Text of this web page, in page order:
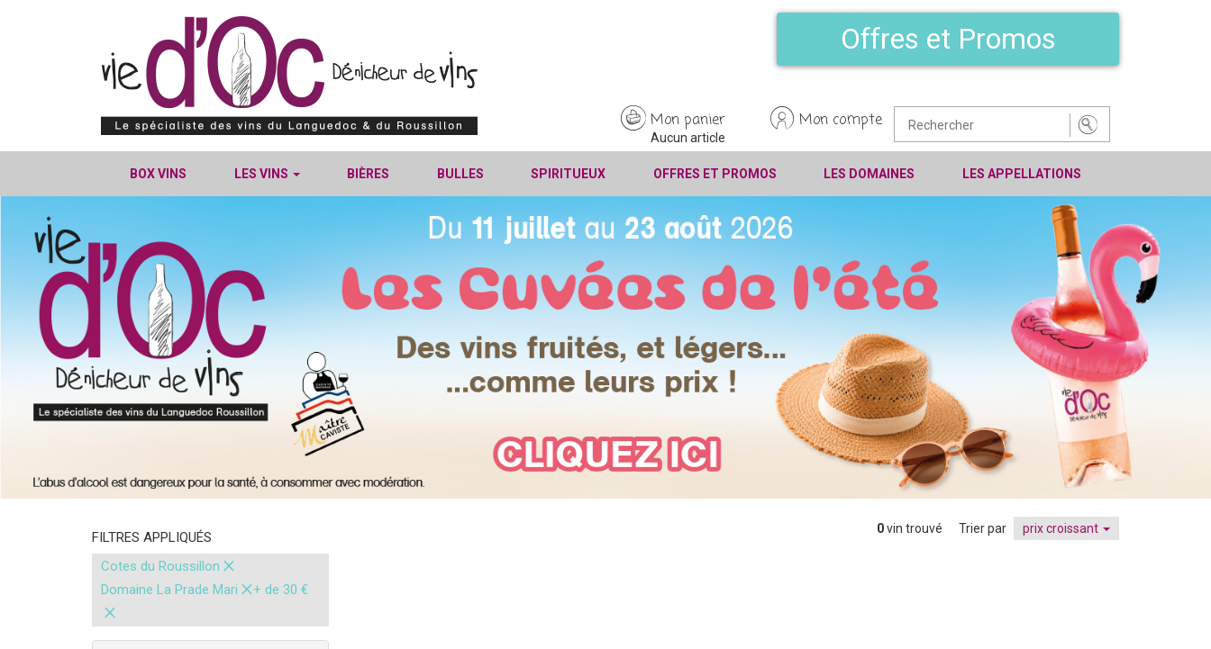
Offres et Promos
Mon panier
Aucun article
Mon compte
BOX VINS LES VINS BIÈRES BULLES SPIRITUEUX OFFRES ET PROMOS LES DOMAINES LES APPELLATIONS
FILTRES APPLIQUÉS
Cotes du Roussillon ×
Domaine La Prade Mari ×+ de 30 €
×
0vin trouvé Trier par prix croissant